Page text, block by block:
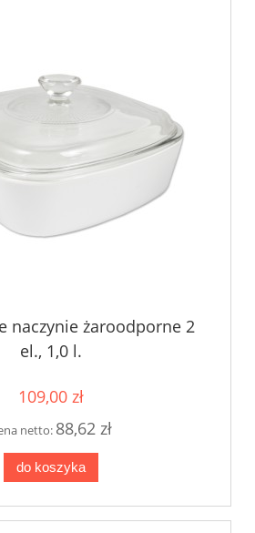
naczynie żaroodporne 2
el., 1,0 l.
109,00 zł
netto: 88,62 zł
do koszyka